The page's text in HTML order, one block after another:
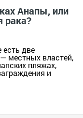
Анапы, или
рака?
две
местных властей,
пляжах,
и